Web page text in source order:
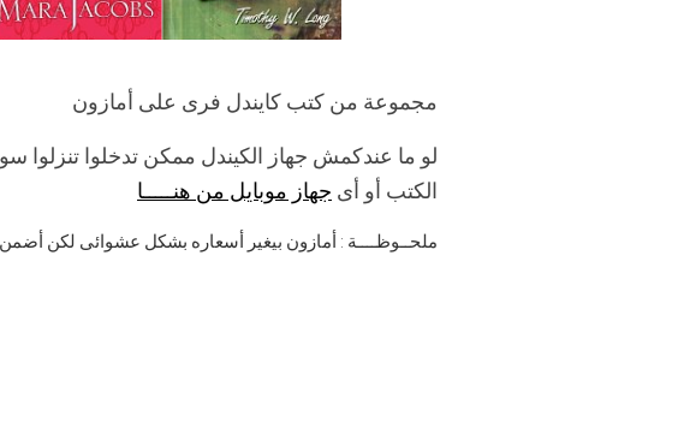
مجموعة من كتب كايندل فرى على أمازون
لو ما عندكمش جهاز الكيندل ممكن تدخلوا تنزلوا
الكتب أو أى جهاز موبايل من هنـــــا
ملحــوظــــة : أمازون بيغير أسعاره بشكل عشوائى لكن